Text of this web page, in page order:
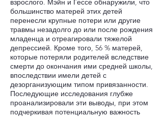
взрослого. Мэйн и Гессе обнаружили, что
большинство матерей этих детей
перенесли крупные потери или другие
травмы незадолго до или после рождения
младенца и отреагировали тяжелой
депрессией. Кроме того, 56 % матерей,
которые потеряли родителей вследствие
смерти до окончания ими средней школы,
впоследствии имели детей с
дезорганизующим типом привязанности.
Последующие исследования глубже
проанализировали эти выводы, при этом
подчеркивая потенциальную важность